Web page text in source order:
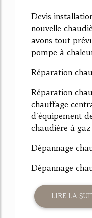
Devis
nouvelle
avons tout
pompe à
Réparation
Réparation
chauffage
d'équipement
chaudière à
Dépannage
Dépannage
LIRE LA